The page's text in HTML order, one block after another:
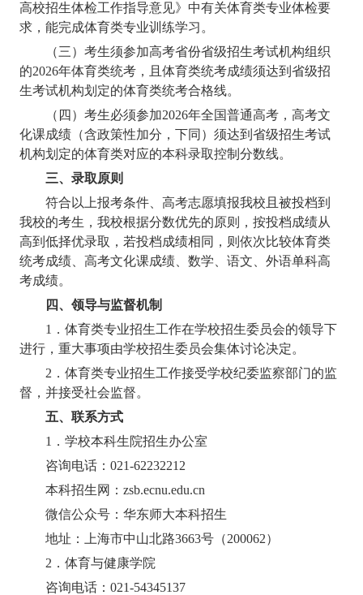
高校招生体检工作指导意见》中有关体育类专业体检要
求，能完成体育类专业训练学习。
（三）考生须参加高考省份省级招生考试机构组织
的2026年体育类统考，且体育类统考成绩须达到省级招
生考试机构划定的体育类统考合格线。
（四）考生必须参加2026年全国普通高考，高考文
化课成绩（含政策性加分，下同）须达到省级招生考试
机构划定的体育类对应的本科录取控制分数线。
三、录取原则
符合以上报考条件、高考志愿填报我校且被投档到
我校的考生，我校根据分数优先的原则，按投档成绩从
高到低择优录取，若投档成绩相同，则依次比较体育类
统考成绩、高考文化课成绩、数学、语文、外语单科高
考成绩。
四、领导与监督机制
1 ．体育类专业招生工作在学校招生委员会的领导下
进行，重大事项由学校招生委员会集体讨论决定。
2 ．体育类专业招生工作接受学校纪委监察部门的监
督，并接受社会监督。
五、联系方式
1 ．学校本科生院招生办公室
咨询电话：021-62232212
本科招生网：zsb.ecnu.edu.cn
微信公众号：华东师大本科招生
地址：上海市中山北路3663号（200062）
2 ．体育与健康学院
咨询电话：021-54345137